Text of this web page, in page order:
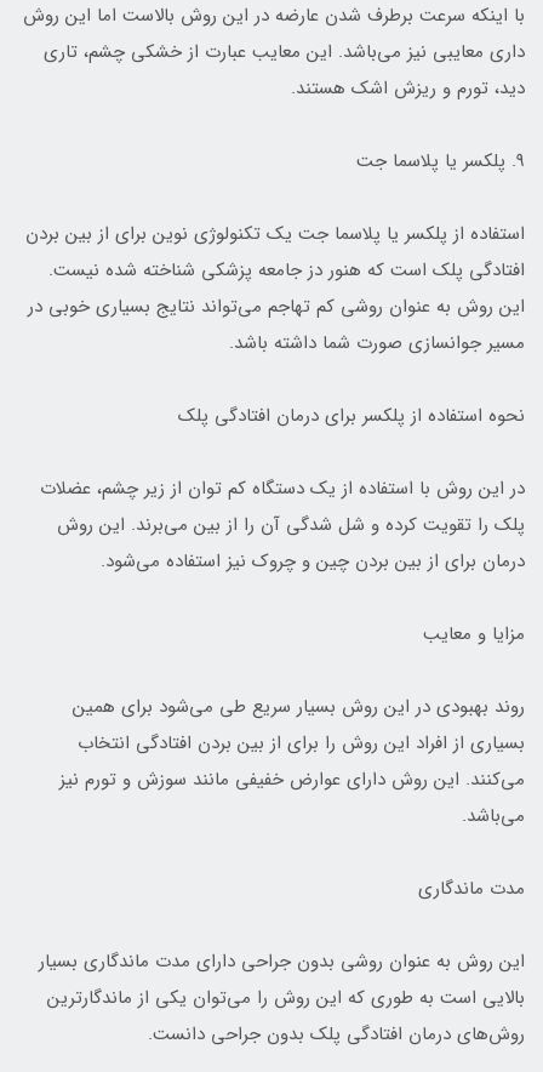
با اینکه سرعت برطرف شدن عارضه در این روش بالاست اما این روش
داری معایبی نیز می‌باشد. این معایب عبارت از خشکی چشم، تاری
دید، تورم و ریزش اشک هستند.
۹. پلکسر یا پلاسما جت
استفاده از پلکسر یا پلاسما جت یک تکنولوژی نوین برای از بین بردن
افتادگی پلک است که هنور دز جامعه پزشکی شناخته شده نیست.
این روش به عنوان روشی کم تهاجم می‌تواند نتایج بسیاری خوبی در
مسیر جوانسازی صورت شما داشته باشد.
نحوه استفاده از پلکسر برای درمان افتادگی پلک
در این روش با استفاده از یک دستگاه کم توان از زیر چشم، عضلات
پلک را تقویت کرده و شل شدگی آن را از بین می‌برند. این روش
درمان برای از بین بردن چین و چروک نیز استفاده می‌شود.
مزایا و معایب
روند بهبودی در این روش بسیار سریع طی می‌شود برای همین
بسیاری از افراد این روش را برای از بین بردن افتادگی انتخاب
می‌کنند. این روش دارای عوارض خفیفی مانند سوزش و تورم نیز
می‌باشد.
مدت ماندگاری
این روش به عنوان روشی بدون جراحی دارای مدت ماندگاری بسیار
بالایی است به طوری که این روش را می‌توان یکی از ماندگارترین
روش‌های درمان افتادگی پلک بدون جراحی دانست.